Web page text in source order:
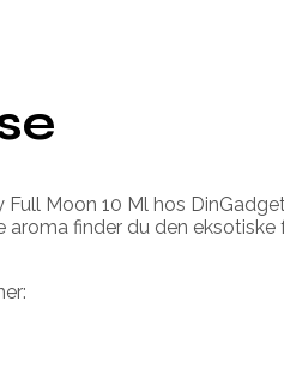
Full Moon 10 Ml hos
aroma finder du den